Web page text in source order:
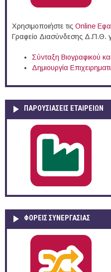
Χρησιμοποιήστε τις Online
Γραφείο Διασύνδεσης Δ.Π.Θ.
Σύνταξη Βιογραφικού
Δημιουργία
ΠΑΡΟΥΣΙΆΣΕΙΣ ΕΤΑΙΡΕΙΏΝ
ΦΟΡΕΙΣ ΣΥΝΕΡΓΑΣΙΑΣ